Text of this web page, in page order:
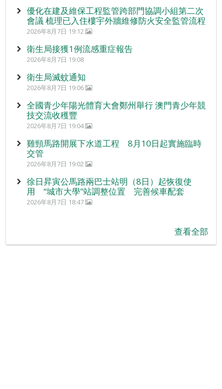
優化在建及維保工程監管跨部門協調小組第二次
會議 梳理已入住樓宇外牆維修防火安全監管流程
2026年8月7日 19:12
衛生局接獲1例流感重症報告
2026年8月7日 19:08
衛生局滅蚊通知
2026年8月7日 19:06
全國青少年陽光體育大會鄭州舉行 澳門青少年競
技交流收穫豐
2026年8月7日 19:04
雞頸馬路開展下水道工程 8月10日起實施臨時
交管
2026年8月7日 19:02
徐日昇寅公馬路兩巴士站明（8日）起恢復使
用 “城市大學”站調整位置 完善候車配套
2026年8月7日 18:47
查看全部